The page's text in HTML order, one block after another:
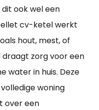
ook wel een
cv-ketel werkt
hout, mest, of
zorg voor een
water in huis. Deze
woning
over een